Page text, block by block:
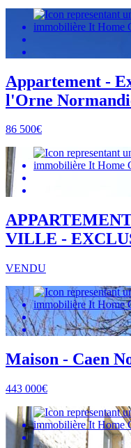
Appartement -
l'Orne
86 500€
VILLE -
VENDU
Maison - Caen
443 000€